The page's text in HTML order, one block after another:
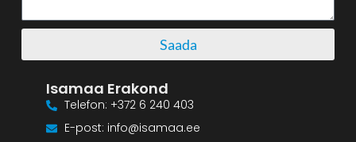
Saada
Isamaa Erakond
Telefon: +372 6 240 403
E-post: info@isamaa.ee